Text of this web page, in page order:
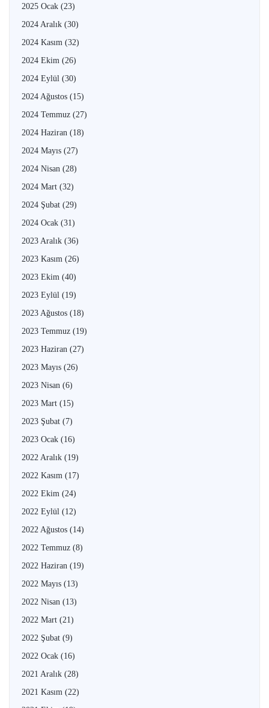
2025 Ocak (23)
2024 Aralık (30)
2024 Kasım (32)
2024 Ekim (26)
2024 Eylül (30)
2024 Ağustos (15)
2024 Temmuz (27)
2024 Haziran (18)
2024 Mayıs (27)
2024 Nisan (28)
2024 Mart (32)
2024 Şubat (29)
2024 Ocak (31)
2023 Aralık (36)
2023 Kasım (26)
2023 Ekim (40)
2023 Eylül (19)
2023 Ağustos (18)
2023 Temmuz (19)
2023 Haziran (27)
2023 Mayıs (26)
2023 Nisan (6)
2023 Mart (15)
2023 Şubat (7)
2023 Ocak (16)
2022 Aralık (19)
2022 Kasım (17)
2022 Ekim (24)
2022 Eylül (12)
2022 Ağustos (14)
2022 Temmuz (8)
2022 Haziran (19)
2022 Mayıs (13)
2022 Nisan (13)
2022 Mart (21)
2022 Şubat (9)
2022 Ocak (16)
2021 Aralık (28)
2021 Kasım (22)